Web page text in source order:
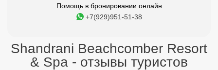
Помощь в бронировании онлайн
+7(929)951-51-38
Shandrani Beachcomber Resort
& Spa - отзывы туристов